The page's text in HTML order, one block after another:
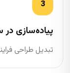
پیاده‌سازی
تبدیل طراحی